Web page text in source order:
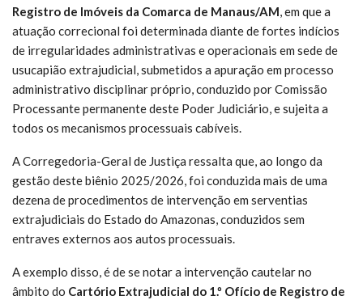
Registro de Imóveis da Comarca de Manaus/AM, em que a
atuação correcional foi determinada diante de fortes indícios
de irregularidades administrativas e operacionais em sede de
usucapião extrajudicial, submetidos a apuração em processo
administrativo disciplinar próprio, conduzido por Comissão
Processante permanente deste Poder Judiciário, e sujeita a
todos os mecanismos processuais cabíveis.
A Corregedoria-Geral de Justiça ressalta que, ao longo da
gestão deste biênio 2025/2026, foi conduzida mais de uma
dezena de procedimentos de intervenção em serventias
extrajudiciais do Estado do Amazonas, conduzidos sem
entraves externos aos autos processuais.
A exemplo disso, é de se notar a intervenção cautelar no
âmbito do Cartório Extrajudicial do 1.º Ofício de Registro de